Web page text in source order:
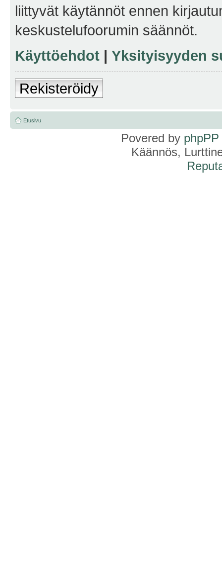
liittyvät käytännöt ennen
keskustelufoorumin säännöt.
Käyttöehdot | Yksityisyyden
Rekisteröidy
Etusivu
Povered by phpPP
Käännös,